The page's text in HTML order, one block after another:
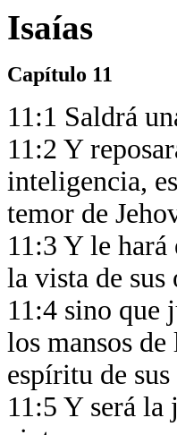
Isaías
Capítulo 11
11:1 Saldrá
11:2 Y
inteligencia,
temor de
11:3 Y le hará
la vista de
11:4 sino que
los mansos
espíritu de
11:5 Y será